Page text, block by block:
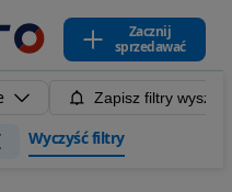
Zacznij
sprzedawać
Zapisz filtry
Wyczyść filtry